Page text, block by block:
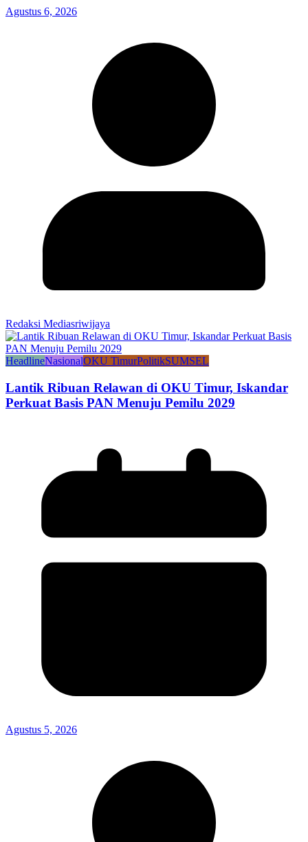
Agustus 6, 2026
Redaksi Mediasriwijaya
HeadlineNasionalOKU TimurPolitikSUMSEL
Lantik Ribuan Relawan di OKU Timur, Iskandar
Perkuat Basis PAN Menuju Pemilu 2029
Agustus 5, 2026